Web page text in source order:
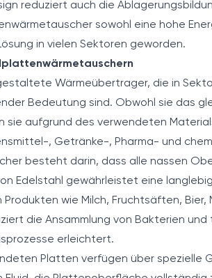
reduziert auch die
sowohl eine hohe
in vielen Sektoren geworden.
Wärmeübertrager, die in
Bedeutung sind. Obwohl sie das
aufgrund des verwendeten
, Getränke-, Pharma- und
besteht darin, dass alle nassen
Edelstahl gewährleistet eine
wie Milch, Fruchtsäften, Bier,
die Ansammlung von Bakterien und
erleichtert.
Platten verfügen über spezielle